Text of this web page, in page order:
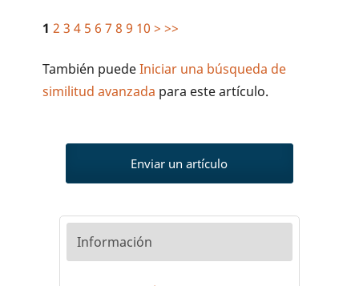
1 2 3 4 5 6 7 8 9 10 > >>
También puedeIniciar una búsqueda de
similitud avanzada para este artículo.
Enviar un artículo
Información